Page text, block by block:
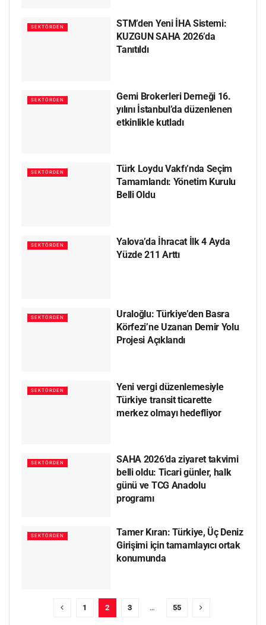
SEKTÖRDEN
STM’den Yeni İHA Sistemi:
KUZGUN SAHA 2026’da
Tanıtıldı
SEKTÖRDEN
Gemi Brokerleri Derneği 16.
yılını İstanbul’da düzenlenen
etkinlikle kutladı
SEKTÖRDEN
Türk Loydu Vakfı’nda Seçim
Tamamlandı: Yönetim Kurulu
Belli Oldu
SEKTÖRDEN
Yalova’da İhracat İlk 4 Ayda
Yüzde 211 Arttı
SEKTÖRDEN
Uraloğlu: Türkiye’den Basra
Körfezi’ne Uzanan Demir Yolu
Projesi Açıklandı
SEKTÖRDEN
Yeni vergi düzenlemesiyle
Türkiye transit ticarette
merkez olmayı hedefliyor
SEKTÖRDEN
SAHA 2026’da ziyaret takvimi
belli oldu: Ticari günler, halk
günü ve TCG Anadolu
programı
SEKTÖRDEN
Tamer Kıran: Türkiye, Üç Deniz
Girişimi için tamamlayıcı ortak
konumunda
1 2 3 … 55